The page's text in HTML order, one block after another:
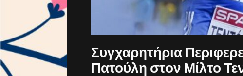
Συγχαρητήρια
Πατούλη στον Μίλτο